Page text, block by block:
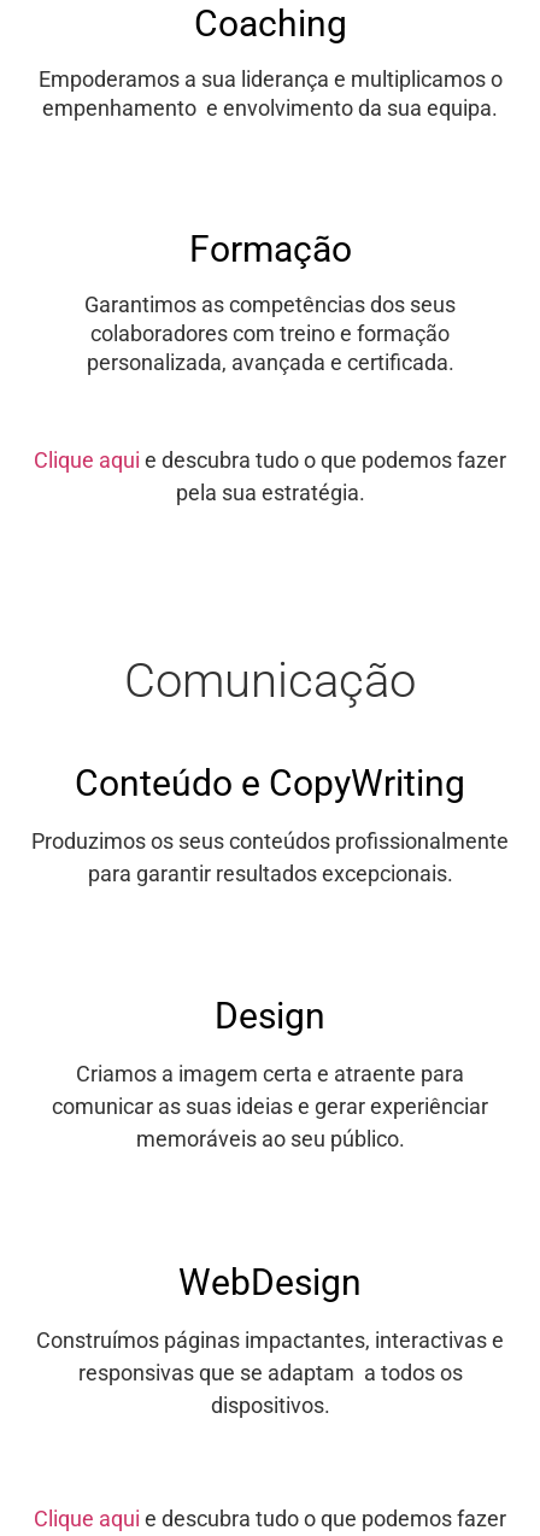
Coaching
Empoderamos a sua liderança e multiplicamos o
empenhamento e envolvimento da sua equipa.
Formação
Garantimos as competências dos seus
colaboradores com treino e formação
personalizada, avançada e certificada.
Clique aqui e descubra tudo o que podemos fazer
pela sua estratégia.
Comunicação
Conteúdo e CopyWriting
Produzimos os seus conteúdos profissionalmente
para garantir resultados excepcionais.
Design
Criamos a imagem certa e atraente para
comunicar as suas ideias e gerar experiênciar
memoráveis ao seu público.
WebDesign
Construímos páginas impactantes, interactivas e
responsivas que se adaptam a todos os
dispositivos.
Clique aqui e descubra tudo o que podemos fazer